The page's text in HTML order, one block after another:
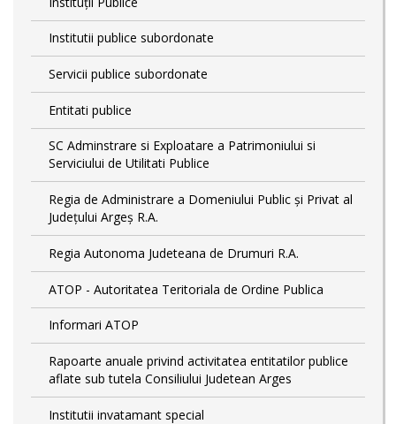
Institutii publice subordonate
Servicii publice subordonate
Entitati publice
SC Adminstrare si Exploatare a Patrimoniului si
Serviciului de Utilitati Publice
Regia de Administrare a Domeniului Public și Privat al
Județului Argeș R.A.
Regia Autonoma Judeteana de Drumuri R.A.
ATOP - Autoritatea Teritoriala de Ordine Publica
Informari ATOP
Rapoarte anuale privind activitatea entitatilor publice
aflate sub tutela Consiliului Judetean Arges
Institutii invatamant special